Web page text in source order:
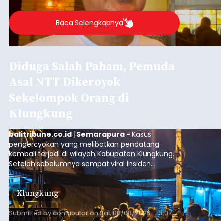
Agung Partha Adnyana di Denpasar, Sabtu (8/8).
Baca Selengkapnya
Diduga Salah Paham, Pemuda
Asal NTT Dikeroyok
Sekelompok Orang di
Klungkung
balitribune.co.id | Semarapura -Kasus
pengeroyokan yang melibatkan pendatang
kembali terjadi di wilayah Kabupaten Klungkung.
Setelah sebelumnya sempat viral insiden
keributan di barat Pasar Galiran, peristiwa serupa
kini menimpa seorang pemuda asal Kabupaten
Sumba Barat Daya (SBD), Nusa Tenggara Timur
(NTT).
Klungkung
Submitted bycontributoronSat, 08/08/2026 - 13:07